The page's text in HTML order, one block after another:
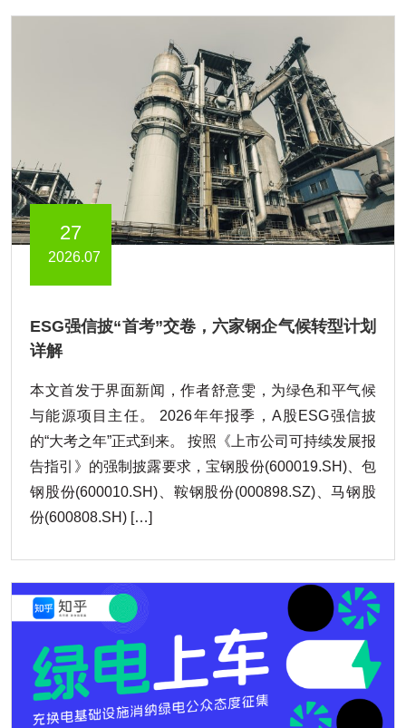
27
2026.07
ESG强信披“首考”交卷，六家钢企气候转型计划
详解
本文首发于界面新闻，作者舒意雯，为绿色和平气候
与能源项目主任。 2026年年报季，A股ESG强信披
的“大考之年”正式到来。 按照《上市公司可持续发展报
告指引》的强制披露要求，宝钢股份(600019.SH)、包
钢股份(600010.SH)、鞍钢股份(000898.SZ)、马钢股
份(600808.SH) […]